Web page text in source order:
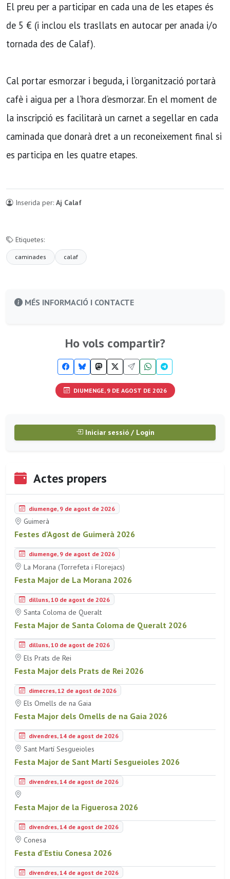
El preu per a participar en cada una de les etapes és
de 5 € (i inclou els trasllats en autocar per anada i/o
tornada des de Calaf).
Cal portar esmorzar i beguda, i l’organització portarà
cafè i aigua per a l’hora d’esmorzar. En el moment de
la inscripció es facilitarà un carnet a segellar en cada
caminada que donarà dret a un reconeixement final si
es participa en les quatre etapes.
Inserida per: Aj Calaf
Etiquetes:
caminades calaf
MÉS INFORMACIÓ I CONTACTE
Ho vols compartir?
DIUMENGE, 9 DE AGOST DE 2026
Iniciar sessió / Login
Actes propers
diumenge, 9 de agost de 2026
Guimerà
Festes d'Agost de Guimerà 2026
diumenge, 9 de agost de 2026
La Morana (Torrefeta i Florejacs)
Festa Major de La Morana 2026
dilluns, 10 de agost de 2026
Santa Coloma de Queralt
Festa Major de Santa Coloma de Queralt 2026
dilluns, 10 de agost de 2026
Els Prats de Rei
Festa Major dels Prats de Rei 2026
dimecres, 12 de agost de 2026
Els Omells de na Gaia
Festa Major dels Omells de na Gaia 2026
divendres, 14 de agost de 2026
Sant Martí Sesgueioles
Festa Major de Sant Martí Sesgueioles 2026
divendres, 14 de agost de 2026
Festa Major de la Figuerosa 2026
divendres, 14 de agost de 2026
Conesa
Festa d'Estiu Conesa 2026
divendres, 14 de agost de 2026